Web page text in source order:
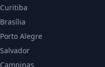
Curitiba
Brasília
Porto Alegre
Salvador
Campinas